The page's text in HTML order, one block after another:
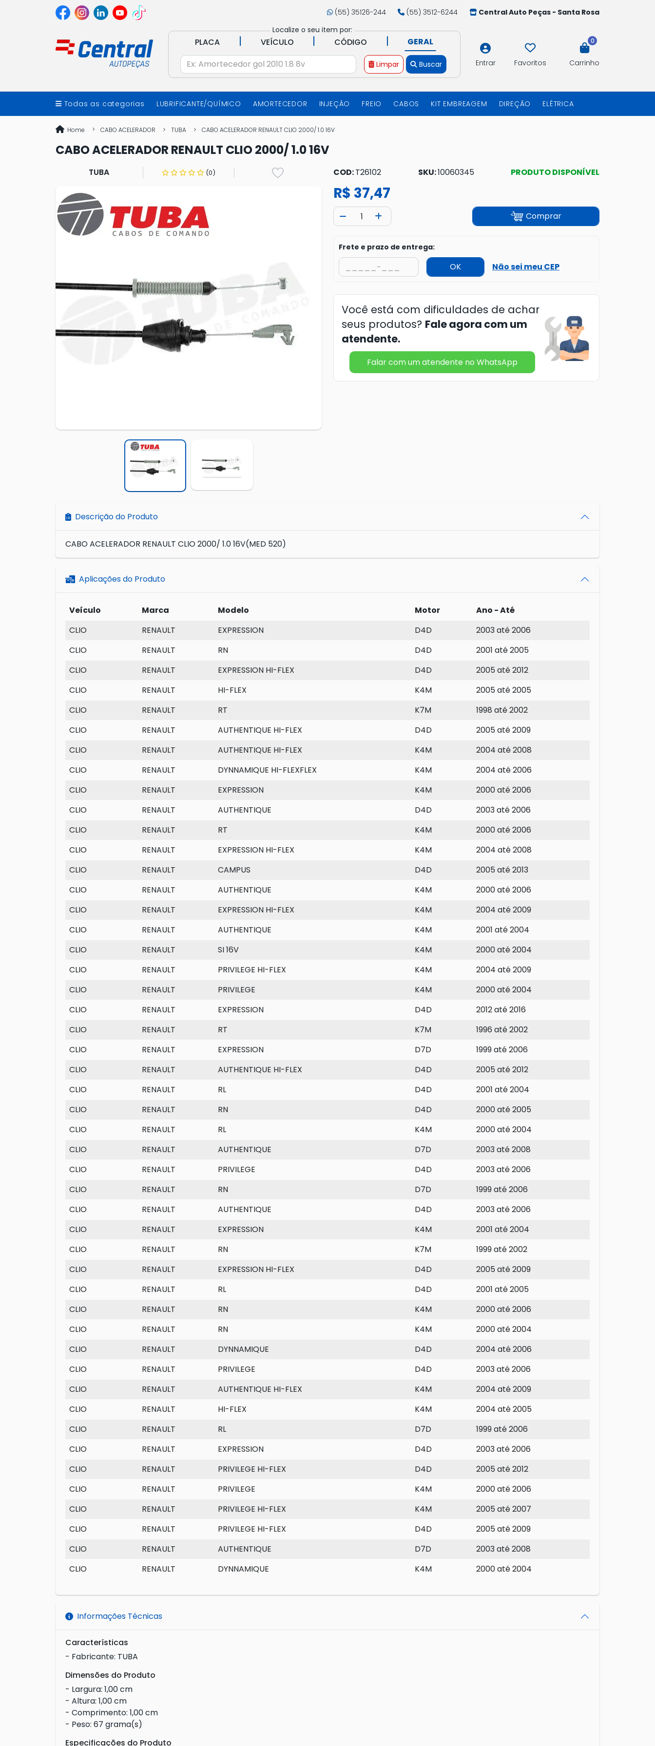
(55) 35126-244 (55) 3512-6244
Central Auto Peças - Santa Rosa
Localize o seu item por:
PLACA | VEÍCULO | CÓDIGO | GERAL
Limpar Buscar Entrar Favoritos
0
Carrinho
Todas as categorias LUBRIFICANTE/QUÍMICO AMORTECEDOR INJEÇÃO FREIO CABOS KIT EMBREAGEM DIREÇÃO ELÉTRICA
Home CABO ACELERADOR TUBA CABO ACELERADOR RENAULT CLIO 2000/ 1.0 16V
CABO ACELERADOR RENAULT CLIO 2000/ 1.0 16V
TUBA (0) COD:T26102 SKU:10060345 PRODUTO DISPONÍVEL
R$ 37,47
Comprar
Frete e prazo de entrega:
OK Não sei meu CEP
Você está com dificuldades de achar
seus produtos? Fale agora com um
atendente.
Falar com um atendente no WhatsApp
Descrição do Produto
CABO ACELERADOR RENAULT CLIO 2000/ 1.0 16V(MED 520)
Aplicações do Produto
Veículo Marca Modelo Motor
Ano - Até
CLIO
RENAULT EXPRESSION D4D
2003 até 2006
CLIO
RENAULT RN D4D
2001 até 2005
CLIO
RENAULT EXPRESSION HI-FLEX D4D
2005 até 2012
CLIO
RENAULT HI-FLEX K4M
2005 até 2005
CLIO
RENAULT RT K7M
1998 até 2002
CLIO
RENAULT AUTHENTIQUE HI-FLEX D4D
2005 até 2009
CLIO
RENAULT AUTHENTIQUE HI-FLEX K4M
2004 até 2008
CLIO
RENAULT DYNNAMIQUE HI-FLEXFLEX K4M
2004 até 2006
CLIO
RENAULT EXPRESSION K4M
2000 até 2006
CLIO
RENAULT AUTHENTIQUE D4D
2003 até 2006
CLIO
RENAULT RT K4M
2000 até 2006
CLIO
RENAULT EXPRESSION HI-FLEX K4M
2004 até 2008
CLIO
RENAULT CAMPUS D4D
2005 até 2013
CLIO
RENAULT AUTHENTIQUE K4M
2000 até 2006
CLIO
RENAULT EXPRESSION HI-FLEX K4M
2004 até 2009
CLIO
RENAULT AUTHENTIQUE K4M
2001 até 2004
CLIO
RENAULT SI 16V K4M
2000 até 2004
CLIO
RENAULT PRIVILEGE HI-FLEX K4M
2004 até 2009
CLIO
RENAULT PRIVILEGE K4M
2000 até 2004
CLIO
RENAULT EXPRESSION D4D
2012 até 2016
CLIO
RENAULT RT K7M
1996 até 2002
CLIO
RENAULT EXPRESSION D7D
1999 até 2006
CLIO
RENAULT AUTHENTIQUE HI-FLEX D4D
2005 até 2012
CLIO
RENAULT RL D4D
2001 até 2004
CLIO
RENAULT RN D4D
2000 até 2005
CLIO
RENAULT RL K4M
2000 até 2004
CLIO
RENAULT AUTHENTIQUE D7D
2003 até 2008
CLIO
RENAULT PRIVILEGE D4D
2003 até 2006
CLIO
RENAULT RN D7D
1999 até 2006
CLIO
RENAULT AUTHENTIQUE D4D
2003 até 2006
CLIO
RENAULT EXPRESSION K4M
2001 até 2004
CLIO
RENAULT RN K7M
1999 até 2002
CLIO
RENAULT EXPRESSION HI-FLEX D4D
2005 até 2009
CLIO
RENAULT RL D4D
2001 até 2005
CLIO
RENAULT RN K4M
2000 até 2006
CLIO
RENAULT RN K4M
2000 até 2004
CLIO
RENAULT DYNNAMIQUE D4D
2004 até 2006
CLIO
RENAULT PRIVILEGE D4D
2003 até 2006
CLIO
RENAULT AUTHENTIQUE HI-FLEX K4M
2004 até 2009
CLIO
RENAULT HI-FLEX K4M
2004 até 2005
CLIO
RENAULT RL D7D
1999 até 2006
CLIO
RENAULT EXPRESSION D4D
2003 até 2006
CLIO
RENAULT PRIVILEGE HI-FLEX D4D
2005 até 2012
CLIO
RENAULT PRIVILEGE K4M
2000 até 2006
CLIO
RENAULT PRIVILEGE HI-FLEX K4M
2005 até 2007
CLIO
RENAULT PRIVILEGE HI-FLEX D4D
2005 até 2009
CLIO
RENAULT AUTHENTIQUE D7D
2003 até 2008
CLIO
RENAULT DYNNAMIQUE K4M 2000 até 2004
Informações Técnicas
Características
- Fabricante: TUBA
Dimensões do Produto
- Largura: 1,00 cm
- Altura: 1,00 cm
- Comprimento: 1,00 cm
- Peso: 67 grama(s)
Especificações do Produto